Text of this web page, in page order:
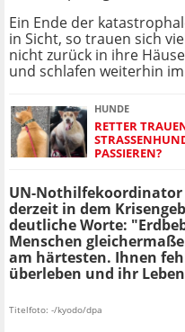
Ein Ende der
in Sicht, so trauen sich
nicht zurück in ihre
und schlafen weiterhin
HUNDE
RETTER
ASSIEREN?
UN-Nothilfekoordinator
derzeit in dem
deutliche Worte:
Menschen
am härtesten. Ihnen
überleben und ihr
Titelfoto: -/kyodo/dpa